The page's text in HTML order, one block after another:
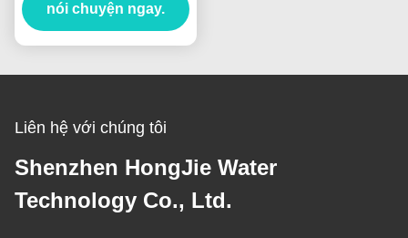
nói chuyện ngay.
Liên hệ với chúng tôi
Shenzhen HongJie Water
Technology Co., Ltd.